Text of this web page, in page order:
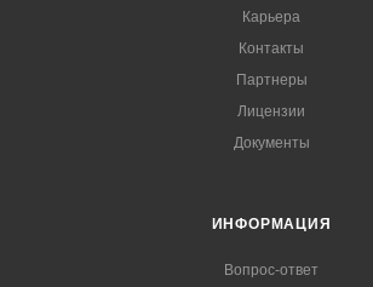
Карьера
Контакты
Партнеры
Лицензии
Документы
ИНФОРМАЦИЯ
Вопрос-ответ